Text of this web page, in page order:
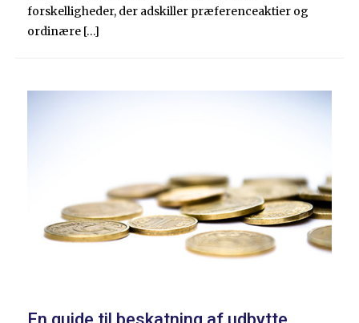
forskelligheder, der adskiller præferenceaktier og
ordinære […]